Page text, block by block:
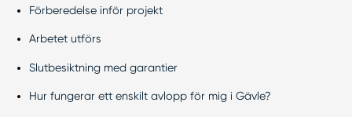
Förberedelse inför projekt
Arbetet utförs
Slutbesiktning med garantier
Hur fungerar ett enskilt avlopp för mig i Gävle?